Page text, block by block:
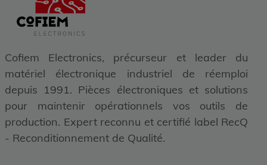
Cofiem Electronics, précurseur et leader du
matériel électronique industriel de réemploi
depuis 1991. Pièces électroniques et solutions
pour maintenir opérationnels vos outils de
production. Expert reconnu et certifié label RecQ
- Reconditionnement de Qualité.